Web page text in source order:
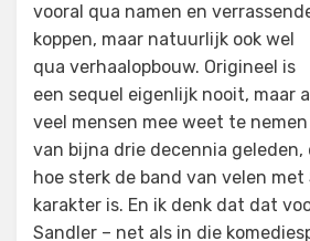
vooral qua namen en
koppen, maar natuurlijk ook wel
qua verhaalopbouw. Origineel is
een sequel eigenlijk nooit, maar
veel mensen mee weet te
van bijna drie decennia geleden,
hoe sterk de band van velen
karakter is. En ik denk dat dat
Sandler – net als in die